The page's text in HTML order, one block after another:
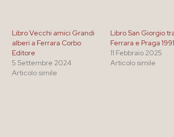
Libro Vecchi amici Grandi
alberi a Ferrara Corbo
Editore
5 Settembre 2024
Articolo simile
Libro San Giorgio
Ferrara e Praga
11 Febbraio 2025
Articolo simile